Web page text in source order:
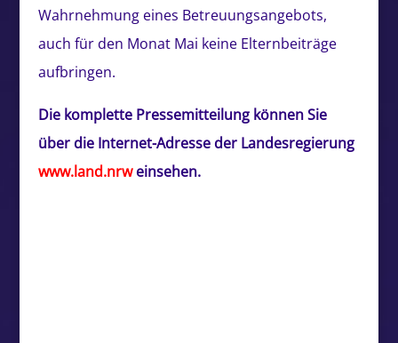
Wahrnehmung eines Betreuungsangebots,
auch für den Monat Mai keine Elternbeiträge
aufbringen.
Die komplette Pressemitteilung können Sie
über die Internet-Adresse der Landesregierung
www.land.nrweinsehen.